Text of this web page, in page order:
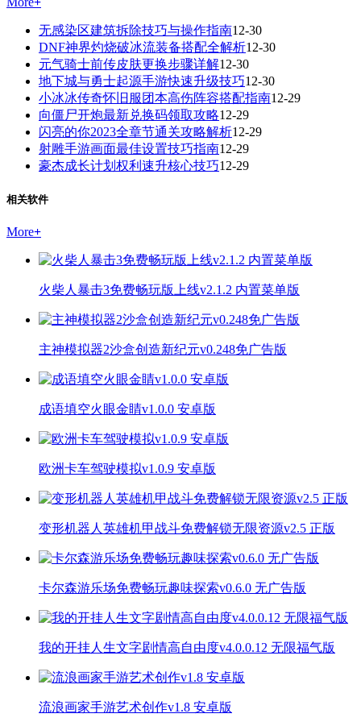
无感染区建筑拆除技巧与操作指南12-30
DNF神界灼烧破冰流装备搭配全解析12-30
元气骑士前传皮肤更换步骤详解12-30
地下城与勇士起源手游快速升级技巧12-30
小冰冰传奇怀旧服团本高伤阵容搭配指南12-29
向僵尸开炮最新兑换码领取攻略12-29
闪亮的你2023全章节通关攻略解析12-29
射雕手游画面最佳设置技巧指南12-29
豪杰成长计划权利速升核心技巧12-29
相关软件
More+
火柴人暴击3免费畅玩版上线v2.1.2 内置菜单版
主神模拟器2沙盒创造新纪元v0.248免广告版
成语填空火眼金睛v1.0.0 安卓版
欧洲卡车驾驶模拟v1.0.9 安卓版
变形机器人英雄机甲战斗免费解锁无限资源v2.5 正版
卡尔森游乐场免费畅玩趣味探索v0.6.0 无广告版
我的开挂人生文字剧情高自由度v4.0.0.12 无限福气版
流浪画家手游艺术创作v1.8 安卓版